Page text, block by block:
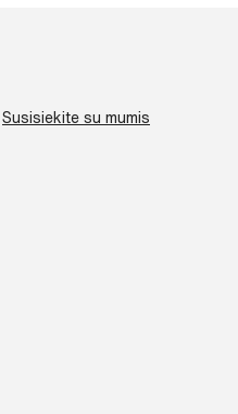
Susisiekite su mumis